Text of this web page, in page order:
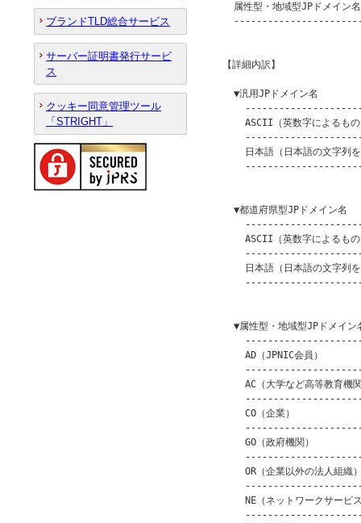
属性型・地域型JPドメイ
  【詳細内訳】
    ▼汎用JPドメイン名
ASCII（英数字によるも
日本語（日本語の文字列
    ▼都道府県型JPドメイン名
ASCII（英数字によるも
日本語（日本語の文字列
▼属性型・地域型JPドメイン
AD（JPNIC会員）
AC（大学など高等教育
CO（企業）
GO（政府機関）
OR（企業以外の法人組
NE（ネットワークサー
ブランドTLD総合サービス
サーバー証明書発行サービ
ス
クッキー同意管理ツール
「STRIGHT」